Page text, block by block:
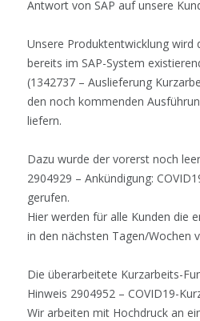
Antwort von SAP auf unsere
Unsere Produktentwicklung wird
bereits im SAP-System
(1342737 – Auslieferung
den noch kommenden
liefern.
Dazu wurde der vorerst noch
2904929 – Ankündigung:
gerufen.
Hier werden für alle Kunden die
in den nächsten Tagen/Wochen
Die überarbeitete Kurzarbeits-
Hinweis 2904952 – COVID19-
Wir arbeiten mit Hochdruck an